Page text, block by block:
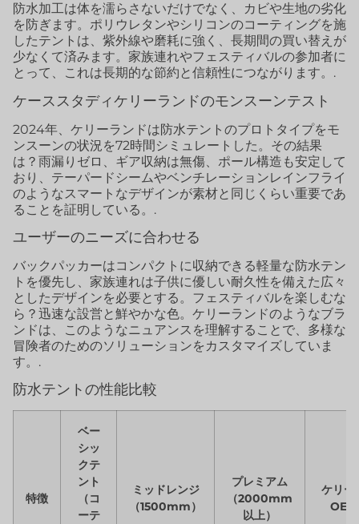
防水加工は体を濡らさないだけでなく、カビや生地の劣化
を防ぎます。ポリウレタンやシリコンのコーティングを施
したテントは、紫外線や磨耗に強く、長期間の買い替えが
少なくて済みます。家族連れやフェスティバルの参加者に
とって、これは長期的な節約と信頼性につながります。.
ケーススタディケリーランドのモンスーンテスト
2024年、ケリーランドは防水テントのプロトタイプをモ
ンスーンの状況を72時間シミュレートした。その結果
は？雨漏りゼロ、ギア収納は無傷、ポール構造も安定して
おり、テーパードシームやベンチレーションレインフライ
のようなスマートなデザインが素材と同じくらい重要であ
ることを証明している。.
ユーザーのニーズに合わせる
バックパッカーはコンパクトに収納できる軽量な防水テン
トを優先し、家族連れは子供に優しい耐久性を備えた広々
としたデザインを必要とする。フェスティバルを楽しむな
ら？迅速な設営と鮮やかな色。ケリーランドのようなブラ
ンドは、このようなニュアンスを理解することで、多様な
冒険者のためのソリューションをカスタマイズしていま
す。.
防水テントの性能比較
特徴
ベー
シッ
クテ
ント
（コ
ーテ
ミッドレンジ
（1500mm）
プレミアム
（2000mm
以上）
ケリー